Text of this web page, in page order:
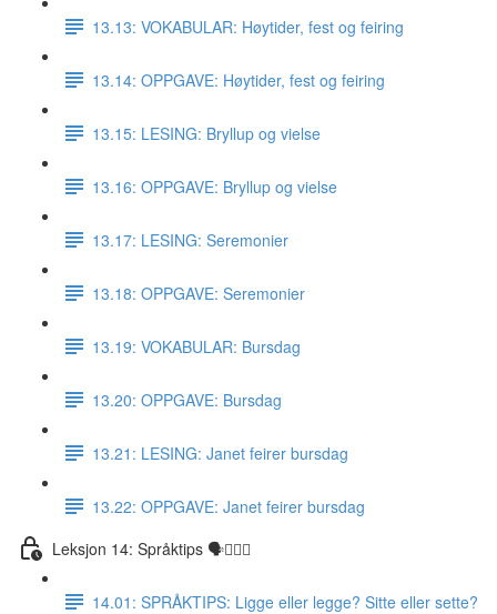
13.13: VOKABULAR: Høytider, fest og feiring
13.14: OPPGAVE: Høytider, fest og feiring
13.15: LESING: Bryllup og vielse
13.16: OPPGAVE: Bryllup og vielse
13.17: LESING: Seremonier
13.18: OPPGAVE: Seremonier
13.19: VOKABULAR: Bursdag
13.20: OPPGAVE: Bursdag
13.21: LESING: Janet feirer bursdag
13.22: OPPGAVE: Janet feirer bursdag
Leksjon 14: Språktips 🗣☝🏼✅
14.01: SPRÅKTIPS: Ligge eller legge? Sitte eller sette?